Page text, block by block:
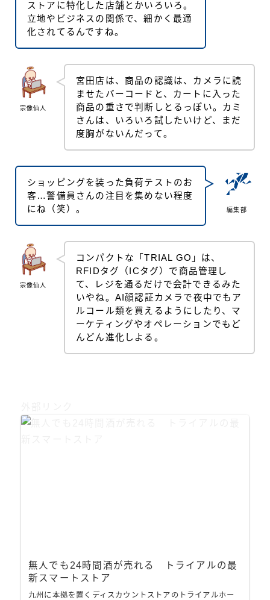
ストアに特化した店舗とかいろいろ。
立地やビジネスの関係で、細かく最適
化されてるんですね。
宗像仙人
宮田店は、商品の認識は、カメラに読
ませたバーコードと、カートに入った
商品の重さで判断しとるっぽい。カミ
さんは、いろいろ試したいけど、まだ
度胸がないんだって。
編集部
ショッピングを装った負荷テストのお
客…警備員さんの注目を集めない程度
にね（笑）。
宗像仙人
コンパクトな「TRIAL GO」は、
RFIDタグ（ICタグ）で商品管理し
て、レジを通るだけで会計できるみた
いやね。AI顔認証カメラで夜中でもア
ルコール類を買えるようにしたり、マ
ーケティングやオペレーションでもど
んどん進化しよる。
無人でも24時間酒が売れる トライアルの最
新スマートストア
九州に本拠を置くディスカウントストアのトライアルホー